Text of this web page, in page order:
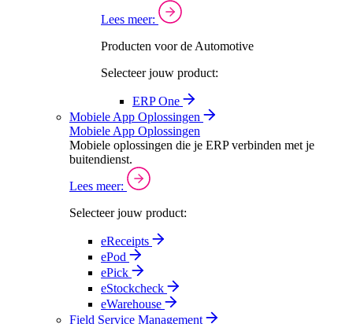
Lees meer:
Producten voor de Automotive
Selecteer jouw product:
ERP One
Mobiele App Oplossingen
Mobiele App Oplossingen
Mobiele oplossingen die je ERP verbinden met je
buitendienst.
Lees meer:
Selecteer jouw product:
eReceipts
ePod
ePick
eStockcheck
eWarehouse
Field Service Management